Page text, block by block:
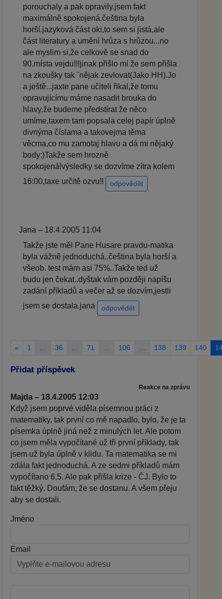
porouchaly a pak opravily.jsem fakt
maximálně spokojená.čeština byla
horší.jazyková část oki,to sem si jistá,ale
část literatury a umění hrůza s hrůzou...no
ale myslim si,že celkově se snad do
90.místa vejdu!!!jinak přišlo mi že sem přišla
na zkoušky tak ¨nějak zevlovat(Jako HH).Jo
a ještě...jaxte pane učiteli řikal,že tomu
opravujícímu máme nasadit brouka do
hlavy,že budeme předstírat že něco
umíme,taxem tam popsala celej papír úplně
divnýma číslama a takovejma těma
věcma,co mu zamotaj hlavu a dá mi nějaký
body:)Takže sem hrozně
spokojená!výsledky se dozvíme zítra kolem
16:00,taxe určitě ozvu!!
odpovědět
Jana – 18.4.2005 11:04
Takže jste měl Pane Husare pravdu-matika
byla vážně jednoduchá..čeština byla horší a
všeob. test mám asi 75%..Takže ted už
budu jen čekat..dyštak vám později napíšu
zadání příkladů a večer až se dozvím,jestli
jsem se dostala.jana
odpovědět
« 1 36 71 106 138 139 140
Přidat příspěvek
Reakce na zprávu
Majda – 18.4.2005 12:03
Když jsem poprvé viděla písemnou práci z
matematiky, tak první co mě napadlo, bylo, že je ta
písemka úplně jiná než z minulých let. Ale potom
co jsem měla vypočítané už tři první příklady, tak
jsem už byla úplně v klidu. Ta matematika se mi
zdála fakt jednoduchá. A ze sedmi příkladů mám
vypočítano 6,5. Ale pak přišla krize - ČJ. Bylo to
fakt těžký. Doufám, že se dostanu. A všem přeju
aby se dostali.
Jméno
Email